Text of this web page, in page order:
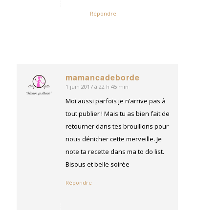
Répondre
mamancadeborde
dit
1 juin 2017 à 22 h 45 min
Moi aussi parfois je n’arrive pas à
tout publier ! Mais tu as bien fait de
retourner dans tes brouillons pour
nous dénicher cette merveille. Je
note ta recette dans ma to do list.
Bisous et belle soirée
Répondre